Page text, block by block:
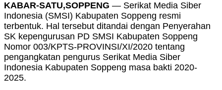
KABAR-SATU,SOPPENG — Serikat Media Siber
Indonesia (SMSI) Kabupaten Soppeng resmi
terbentuk. Hal tersebut ditandai dengan Penyerahan
SK kepengurusan PD SMSI Kabupaten Soppeng
Nomor 003/KPTS-PROVINSI/XI/2020 tentang
pengangkatan pengurus Serikat Media Siber
Indonesia Kabupaten Soppeng masa bakti 2020-
2025.